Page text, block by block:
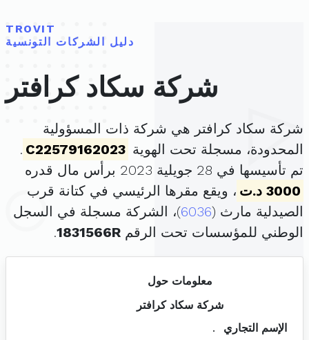
TROVIT
دليل الشركات التونسية
شركة سكاد كرافتر
شركة سكاد كرافتر هي شركة ذات المسؤولية
المحدودة، مسجلة تحت الهوية C22579162023
.
تم تأسيسها في 28 جويلية 2023 برأس مال قدره
3000 د.ت
، ويقع مقرها الرئيسي في كتانة قرب
الصيدلية مارث (6036)، الشركة مسجلة في السجل
الوطني للمؤسسات تحت الرقم 1831566R
.
معلومات حول
شركة سكاد كرافتر
الإسم التجاري
.